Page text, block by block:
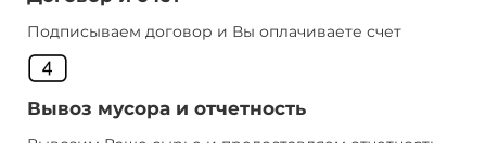
Подписываем договор и Вы оплачиваете счет
Вывоз мусора и отчетность